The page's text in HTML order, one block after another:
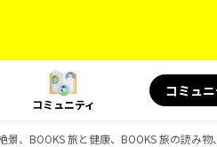
コミュニティ
コミュ
、BOOKS 旅と健康、BOOKS 旅の読み物